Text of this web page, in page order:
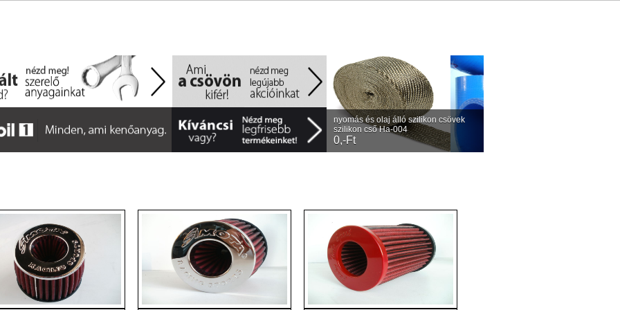
nyomás és olaj álló szilikon csövek
szilikon cső Ha-004
0,-Ft